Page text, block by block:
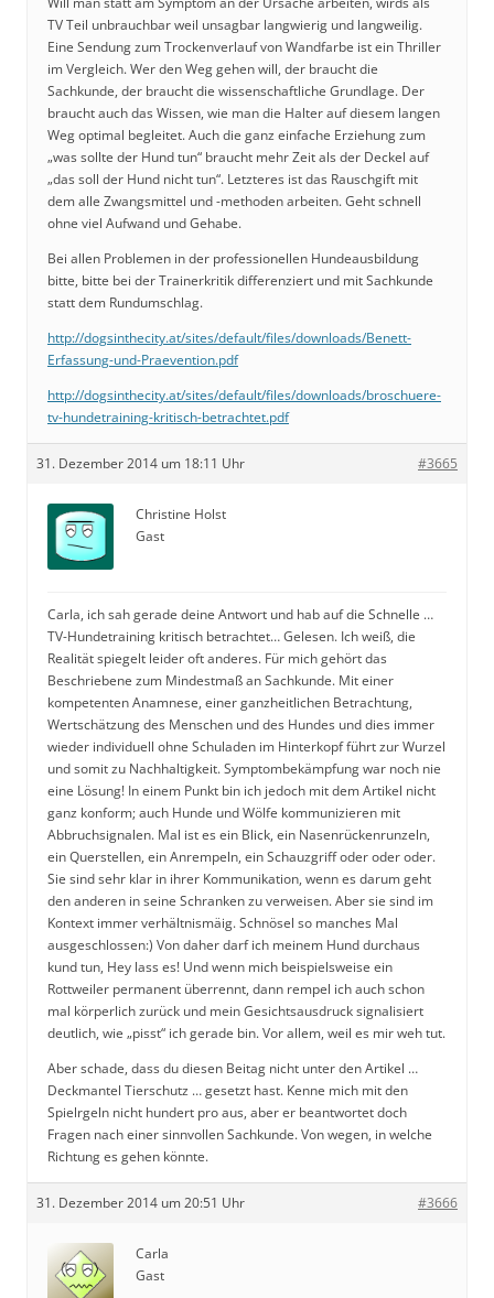
TV Teil unbrauchbar weil unsagbar langwierig und langweilig.
Eine Sendung zum Trockenverlauf von Wandfarbe ist ein Thriller
im Vergleich. Wer den Weg gehen will, der braucht die
Sachkunde, der braucht die wissenschaftliche Grundlage. Der
braucht auch das Wissen, wie man die Halter auf diesem langen
Weg optimal begleitet. Auch die ganz einfache Erziehung zum
„was sollte der Hund tun“ braucht mehr Zeit als der Deckel auf
„das soll der Hund nicht tun“. Letzteres ist das Rauschgift mit
dem alle Zwangsmittel und -methoden arbeiten. Geht schnell
ohne viel Aufwand und Gehabe.
Bei allen Problemen in der professionellen Hundeausbildung
bitte, bitte bei der Trainerkritik differenziert und mit Sachkunde
statt dem Rundumschlag.
http://dogsinthecity.at/sites/default/files/downloads/Benett-
Erfassung-und-Praevention.pdf
http://dogsinthecity.at/sites/default/files/downloads/broschuere-
tv-hundetraining-kritisch-betrachtet.pdf
31. Dezember 2014 um 18:11 Uhr #3665
Christine Holst
Gast
Carla, ich sah gerade deine Antwort und hab auf die Schnelle …
TV-Hundetraining kritisch betrachtet… Gelesen. Ich weiß, die
Realität spiegelt leider oft anderes. Für mich gehört das
Beschriebene zum Mindestmaß an Sachkunde. Mit einer
kompetenten Anamnese, einer ganzheitlichen Betrachtung,
Wertschätzung des Menschen und des Hundes und dies immer
wieder individuell ohne Schuladen im Hinterkopf führt zur Wurzel
und somit zu Nachhaltigkeit. Symptombekämpfung war noch nie
eine Lösung! In einem Punkt bin ich jedoch mit dem Artikel nicht
ganz konform; auch Hunde und Wölfe kommunizieren mit
Abbruchsignalen. Mal ist es ein Blick, ein Nasenrückenrunzeln,
ein Querstellen, ein Anrempeln, ein Schauzgriff oder oder oder.
Sie sind sehr klar in ihrer Kommunikation, wenn es darum geht
den anderen in seine Schranken zu verweisen. Aber sie sind im
Kontext immer verhältnismäig. Schnösel so manches Mal
ausgeschlossen:) Von daher darf ich meinem Hund durchaus
kund tun, Hey lass es! Und wenn mich beispielsweise ein
Rottweiler permanent überrennt, dann rempel ich auch schon
mal körperlich zurück und mein Gesichtsausdruck signalisiert
deutlich, wie „pisst“ ich gerade bin. Vor allem, weil es mir weh tut.
Aber schade, dass du diesen Beitag nicht unter den Artikel …
Deckmantel Tierschutz … gesetzt hast. Kenne mich mit den
Spielrgeln nicht hundert pro aus, aber er beantwortet doch
Fragen nach einer sinnvollen Sachkunde. Von wegen, in welche
Richtung es gehen könnte.
31. Dezember 2014 um 20:51 Uhr #3666
Carla
Gast